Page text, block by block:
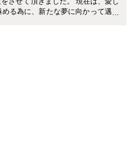
る為に、新たな夢に向かって邁進